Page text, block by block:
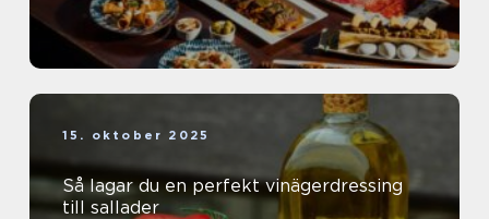
15. oktober 2025
Så lagar du en perfekt vinägerdressing
till sallader